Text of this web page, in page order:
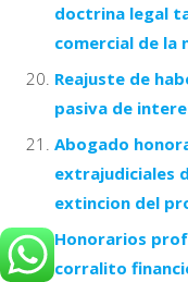
doctrina legal
comercial de la
Reajuste de
pasiva de
Abogado
extrajudiciales
extincion del
Honorarios
corralito